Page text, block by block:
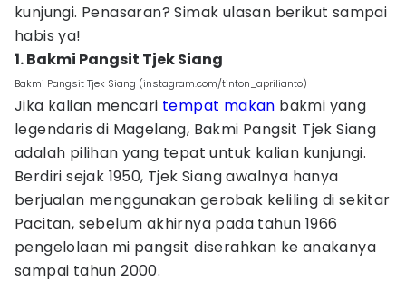
kunjungi. Penasaran? Simak ulasan berikut sampai
habis ya!
1. Bakmi Pangsit Tjek Siang
Bakmi Pangsit Tjek Siang (instagram.com/tinton_aprilianto)
Jika kalian mencari tempat makan bakmi yang
legendaris di Magelang, Bakmi Pangsit Tjek Siang
adalah pilihan yang tepat untuk kalian kunjungi.
Berdiri sejak 1950, Tjek Siang awalnya hanya
berjualan menggunakan gerobak keliling di sekitar
Pacitan, sebelum akhirnya pada tahun 1966
pengelolaan mi pangsit diserahkan ke anakanya
sampai tahun 2000.